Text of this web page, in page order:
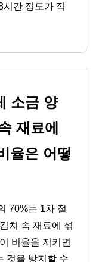
시간 정도가 적
소금 양
재료에
율은 어떻
70%는 1차 절
치 속 재료에 섞
비율을 지키면
것을 방지할 수